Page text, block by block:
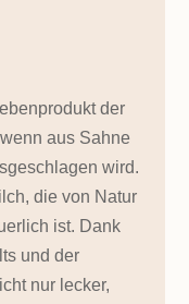
der
aus Sahne
wird.
die von Natur
ist. Dank
und der
nur lecker,